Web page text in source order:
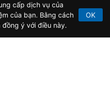
tử số 64/GP-BTTTT do Bộ
21/2/2020.
cấp dịch vụ của
của bạn. Bằng cách
ý với điều này.
OK